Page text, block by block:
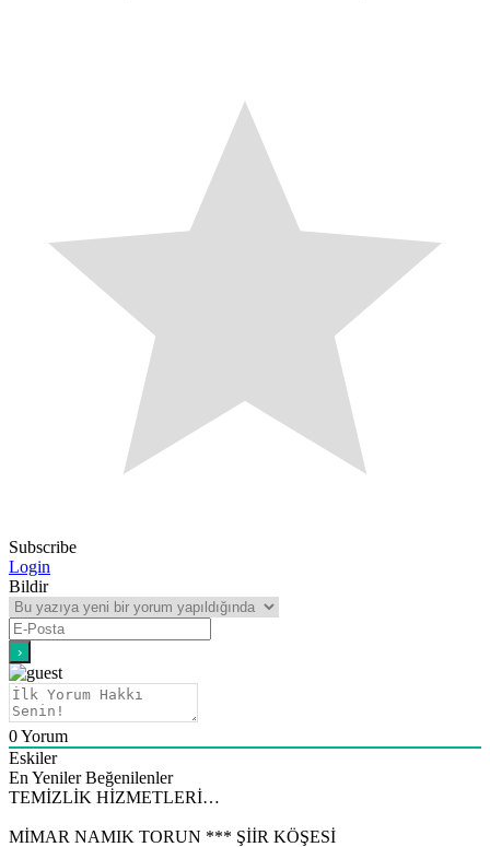
Subscribe
Login
Bildir
0Yorum
Eskiler
En Yeniler Beğenilenler
TEMİZLİK HİZMETLERİ…
MİMAR NAMIK TORUN *** ŞİİR KÖŞESİ